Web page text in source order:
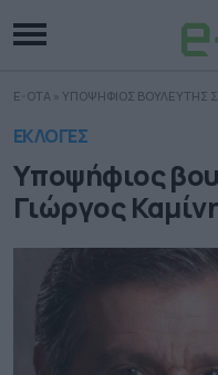
E-OTA » ΥΠΟΨΗΦΙΟΣ ΒΟΥΛΕΥΤΗΣ
ΕΚΛΟΓΕΣ
Υποψήφιος
Γιώργος